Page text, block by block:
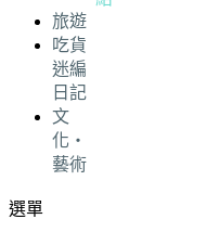
旅遊
吃貨
迷編
日記
文
化・
藝術
選單